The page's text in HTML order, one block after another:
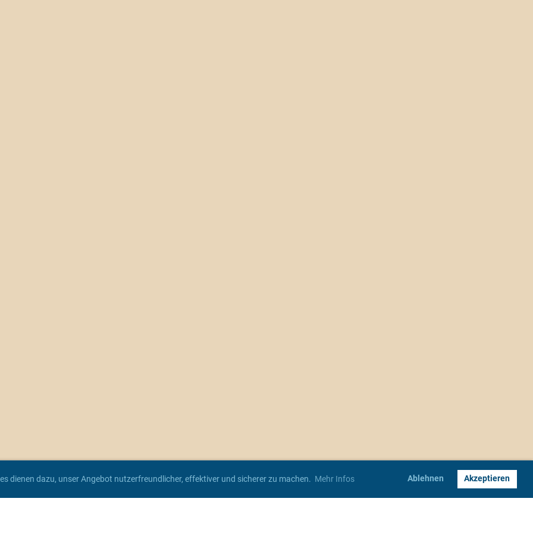
dienen dazu, unser Angebot nutzerfreundlicher, effektiver und sicherer zu machen. Mehr Infos Ablehnen Akzeptieren